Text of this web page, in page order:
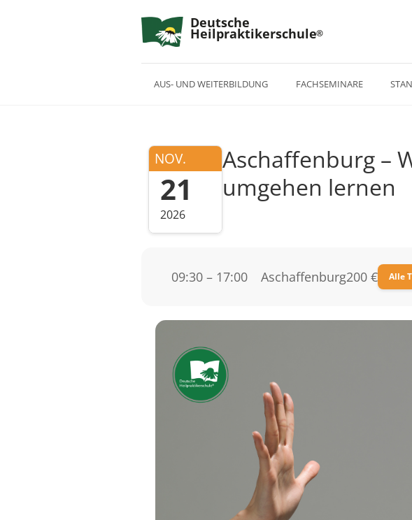
Deutsche
Heilpraktikerschule
AUS- UND WEITERBILDUNG FACHSEMINARE
NOV.
21
2026
Aschaffenburg –
umgehen lernen
09:30 – 17:00 Aschaffenburg200 € Alle